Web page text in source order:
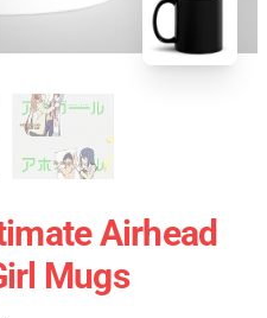
Airhead
Mugs